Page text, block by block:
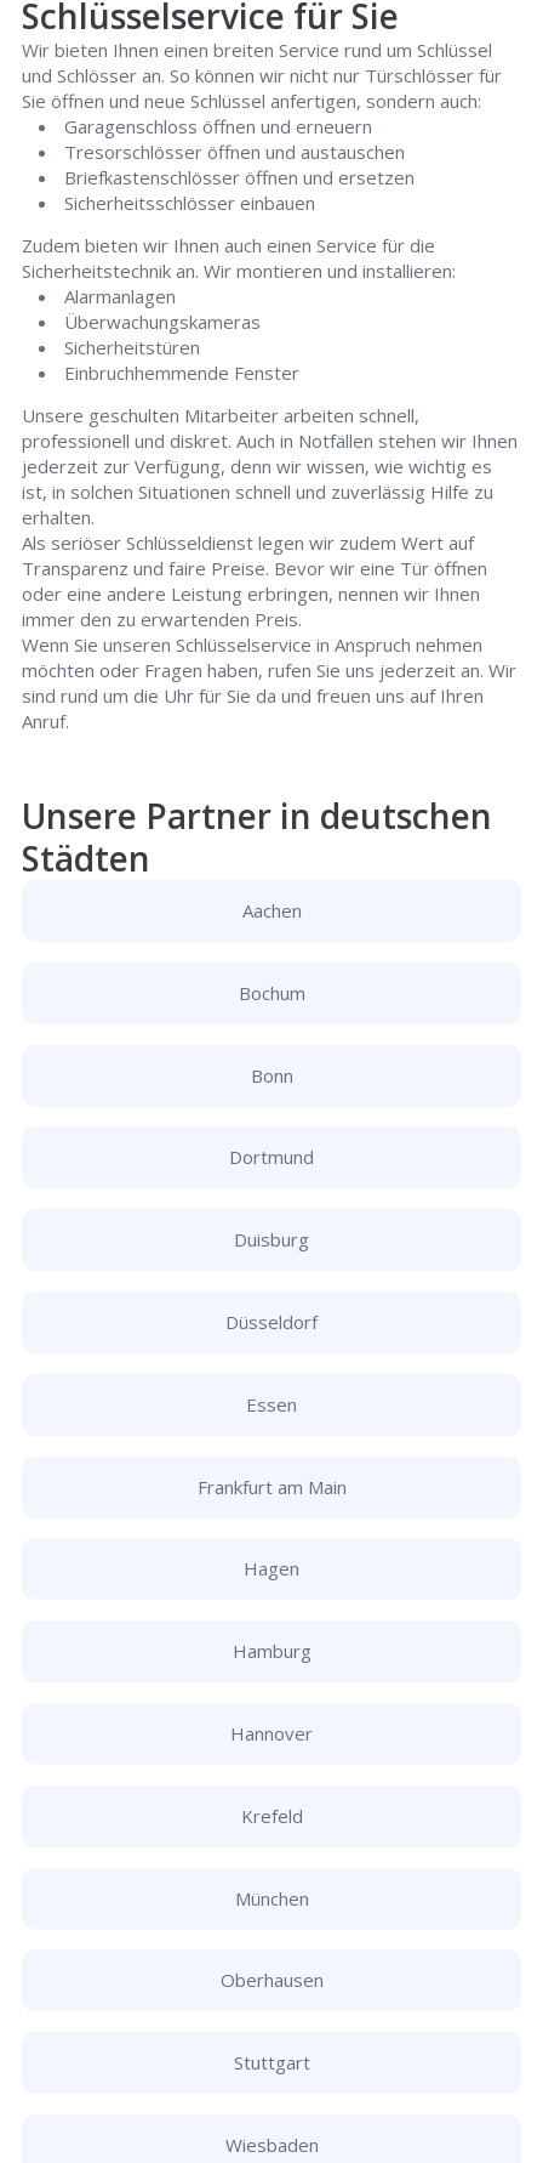
Schlüsselservice für Sie
Wir bieten Ihnen einen breiten Service rund um Schlüssel
und Schlösser an. So können wir nicht nur Türschlösser für
Sie öffnen und neue Schlüssel anfertigen, sondern auch:
Garagenschloss öffnen und erneuern
Tresorschlösser öffnen und austauschen
Briefkastenschlösser öffnen und ersetzen
Sicherheitsschlösser einbauen
Zudem bieten wir Ihnen auch einen Service für die
Sicherheitstechnik an. Wir montieren und installieren:
Alarmanlagen
Überwachungskameras
Sicherheitstüren
Einbruchhemmende Fenster
Unsere geschulten Mitarbeiter arbeiten schnell,
professionell und diskret. Auch in Notfällen stehen wir Ihnen
jederzeit zur Verfügung, denn wir wissen, wie wichtig es
ist, in solchen Situationen schnell und zuverlässig Hilfe zu
erhalten.
Als seriöser Schlüsseldienst legen wir zudem Wert auf
Transparenz und faire Preise. Bevor wir eine Tür öffnen
oder eine andere Leistung erbringen, nennen wir Ihnen
immer den zu erwartenden Preis.
Wenn Sie unseren Schlüsselservice in Anspruch nehmen
möchten oder Fragen haben, rufen Sie uns jederzeit an. Wir
sind rund um die Uhr für Sie da und freuen uns auf Ihren
Anruf.
Unsere Partner in deutschen
Städten
Aachen
Bochum
Bonn
Dortmund
Duisburg
Düsseldorf
Essen
Frankfurt am Main
Hagen
Hamburg
Hannover
Krefeld
München
Oberhausen
Stuttgart
Wiesbaden